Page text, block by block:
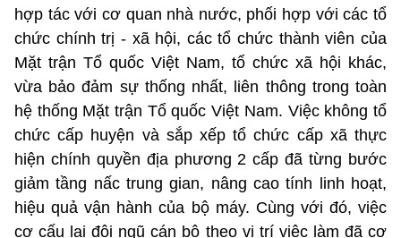
hợp tác với cơ quan nhà nước, phối hợp với các tổ
chức chính trị - xã hội, các tổ chức thành viên của
Mặt trận Tổ quốc Việt Nam, tổ chức xã hội khác,
vừa bảo đảm sự thống nhất, liên thông trong toàn
hệ thống Mặt trận Tổ quốc Việt Nam. Việc không tổ
chức cấp huyện và sắp xếp tổ chức cấp xã thực
hiện chính quyền địa phương 2 cấp đã từng bước
giảm tầng nấc trung gian, nâng cao tính linh hoạt,
hiệu quả vận hành của bộ máy. Cùng với đó, việc
cơ cấu lại đội ngũ cán bộ theo vị trí việc làm đã cơ